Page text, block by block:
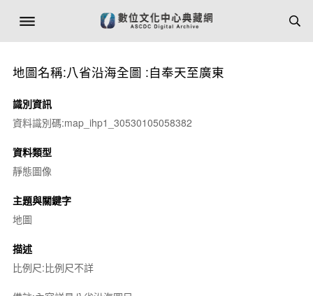
地圖名稱:八省沿海全圖 :自奉天至廣東
識別資訊
資料識別碼:map_ihp1_30530105058382
資料類型
靜態圖像
主題與關鍵字
地圖
描述
比例尺:比例尺不詳